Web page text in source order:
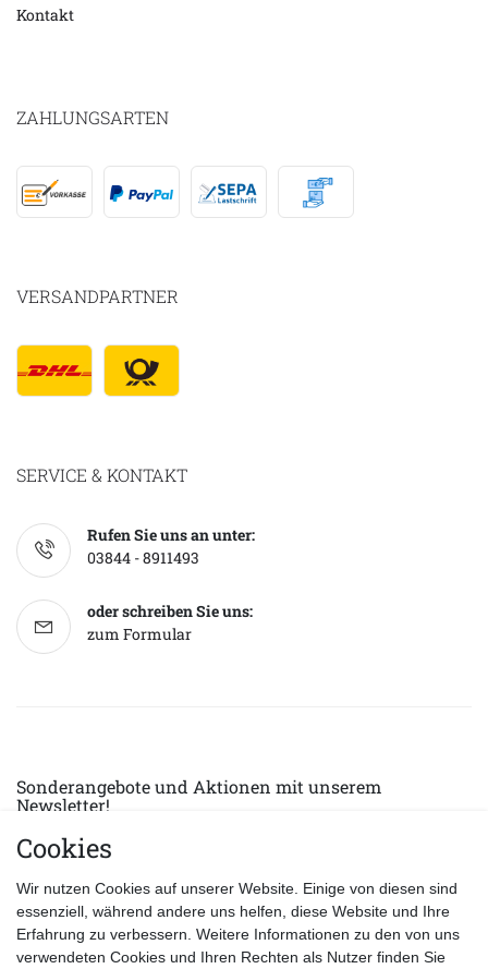
Kontakt
ZAHLUNGSARTEN
VERSANDPARTNER
SERVICE & KONTAKT
Rufen Sie uns an unter:
03844 - 8911493
oder schreiben Sie uns:
zum Formular
Sonderangebote und Aktionen mit unserem
Newsletter!
E-MAIL *
Datenschutzerklärung
Cookies
Wir nutzen Cookies auf unserer Website. Einige von diesen sind
essenziell, während andere uns helfen, diese Website und Ihre
Erfahrung zu verbessern. Weitere Informationen zu den von uns
verwendeten Cookies und Ihren Rechten als Nutzer finden Sie